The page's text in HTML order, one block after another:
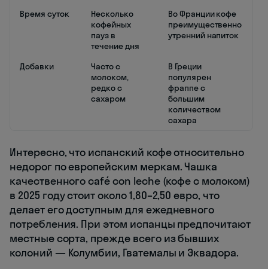
Время суток
Несколько
кофейных
пауз в
течение дня
Во Франции кофе
преимущественно
утренний напиток
Добавки
Часто с
молоком,
редко с
сахаром
В Греции
популярен
фраппе с
большим
количеством
сахара
Интересно, что испанский кофе относительно
недорог по европейским меркам. Чашка
качественного café con leche (кофе с молоком)
в 2025 году стоит около 1,80–2,50 евро, что
делает его доступным для ежедневного
потребления. При этом испанцы предпочитают
местные сорта, прежде всего из бывших
колоний — Колумбии, Гватемалы и Эквадора.